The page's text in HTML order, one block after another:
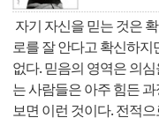
자기 자신을 믿는 것은
로를 잘 안다고 확신하
없다. 믿음의 영역은 의
는 사람들은 아주 힘든
보면 이런 것이다. 전적